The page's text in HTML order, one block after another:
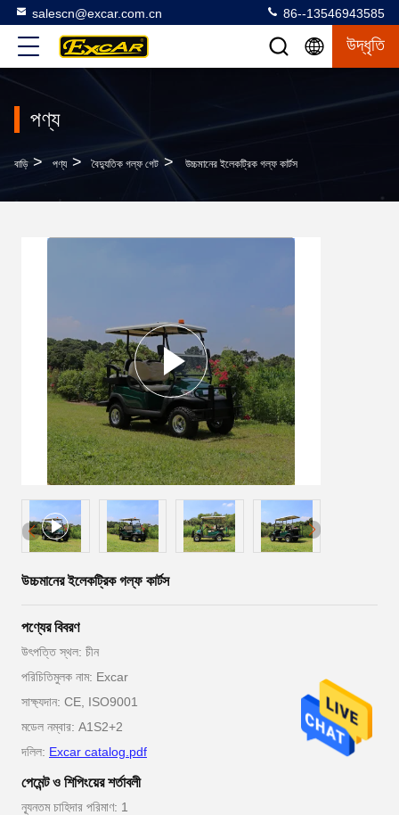
salescn@excar.com.cn 86--13546943585
উদ্ধৃতি
পণ্য
বাড়ি > পণ্য > বৈদ্যুতিক গল্ফ গেট > উচ্চমানের ইলেকট্রিক গল্ফ কার্টস
উচ্চমানের ইলেকট্রিক গল্ফ কার্টস
পণ্যের বিবরণ
উৎপত্তি স্থল: চীন
পরিচিতিমুলক নাম: Excar
সাক্ষ্যদান: CE, ISO9001
মডেল নম্বার: A1S2+2
দলিল: Excar catalog.pdf
পেমেন্ট ও শিপিংয়ের শর্তাবলী
ন্যূনতম চাহিদার পরিমাণ: 1